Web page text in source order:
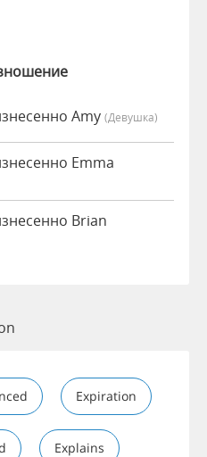
Amy (девушка)
Emma
Brian
Expiration
Explains